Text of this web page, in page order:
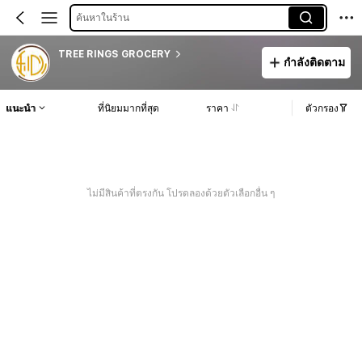
ค้นหาในร้าน
TREE RINGS GROCERY
กำลังติดตาม
แนะนำ ที่นิยมมากที่สุด ราคา ตัวกรอง
ไม่มีสินค้าที่ตรงกัน โปรดลองด้วยตัวเลือกอื่น ๆ